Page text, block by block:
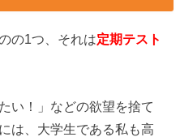
の1つ、それは定期テスト
い！」などの欲望を捨て
は、大学生である私も高